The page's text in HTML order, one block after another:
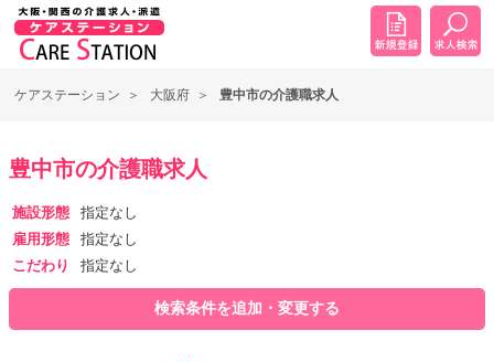
ケアステーション 大阪府 豊中市の介護職求人
豊中市の介護職求人
施設形態
指定なし
雇用形態
指定なし
こだわり
指定なし
検索条件を追加・変更する